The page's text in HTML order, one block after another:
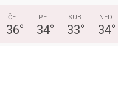
ČET
36°
PET
34°
SUB
33°
NED
34°